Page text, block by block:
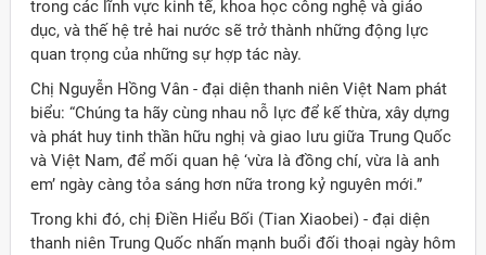
trong các lĩnh vực kinh tế, khoa học công nghệ và giáo
dục, và thế hệ trẻ hai nước sẽ trở thành những động lực
quan trọng của những sự hợp tác này.
Chị Nguyễn Hồng Vân - đại diện thanh niên Việt Nam phát
biểu: “Chúng ta hãy cùng nhau nỗ lực để kế thừa, xây dựng
và phát huy tinh thần hữu nghị và giao lưu giữa Trung Quốc
và Việt Nam, để mối quan hệ ‘vừa là đồng chí, vừa là anh
em’ ngày càng tỏa sáng hơn nữa trong kỷ nguyên mới.”
Trong khi đó, chị Điền Hiểu Bối (Tian Xiaobei) - đại diện
thanh niên Trung Quốc nhấn mạnh buổi đối thoại ngày hôm